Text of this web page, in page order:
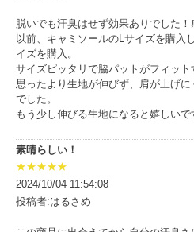
脱いでも汗臭はせず効果ありでした！
以前、キャミソールのLサイズを購入
イズを購入。
サイズピッタリで脇パットがフィット
思ったより生地が伸びず、肩が上げ
でした。
もう少し伸びる生地になると嬉しいで
素晴らしい！
★★★★★
2024/10/04 11:54:08
投稿者:はるさめ